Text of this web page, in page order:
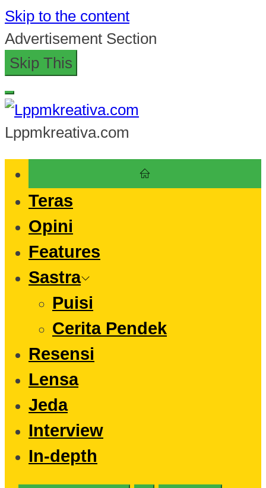
Skip to the content
Advertisement Section
Skip This
Lppmkreativa.com
Teras
Opini
Features
Sastra
Puisi
Cerita Pendek
Resensi
Lensa
Jeda
Interview
In-depth